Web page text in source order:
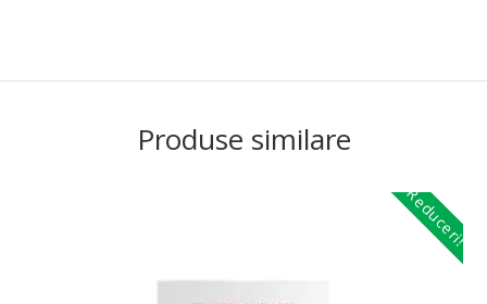
Produse similare
Reduceri!